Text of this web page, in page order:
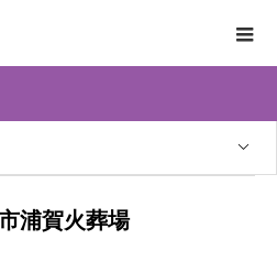
浦賀火葬場